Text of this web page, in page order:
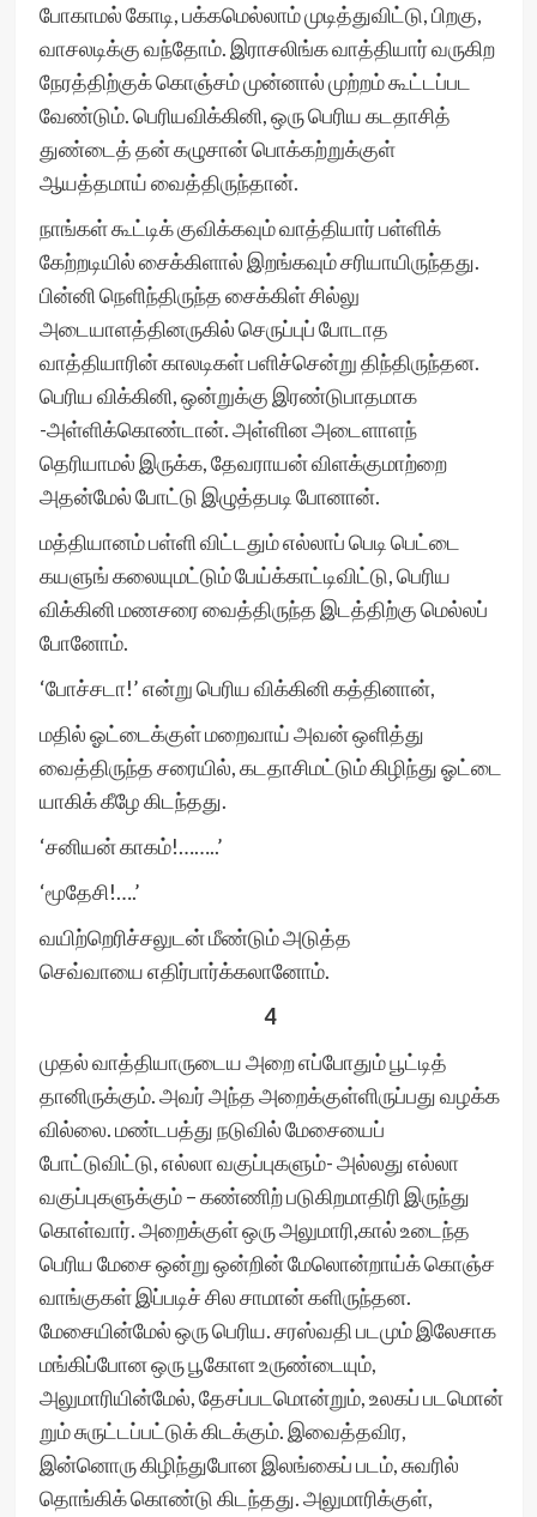
போகாமல் கோடி, பக்கமெல்லாம் முடித்துவிட்டு, பிறகு,
வாசலடிக்கு வந்தோம். இராசலிங்க வாத்தியார் வருகிற
நேரத்திற்குக் கொஞ்சம் முன்னால் முற்றம் கூட்டப்பட
வேண்டும். பெரியவிக்கினி, ஒரு பெரிய கடதாசித்
துண்டைத் தன் கழுசான் பொக்கற்றுக்குள்
ஆயத்தமாய் வைத்திருந்தான்.
நாங்கள் கூட்டிக் குவிக்கவும் வாத்தியார் பள்ளிக்
கேற்றடியில் சைக்கிளால் இறங்கவும் சரியாயிருந்தது.
பின்னி நெளிந்திருந்த சைக்கிள் சில்லு
அடையாளத்தினருகில் செருப்புப் போடாத
வாத்தியாரின் காலடிகள் பளிச்சென்று திந்திருந்தன.
பெரிய விக்கினி, ஒன்றுக்கு இரண்டுபாதமாக
-அள்ளிக்கொண்டான். அள்ளின அடைளாளந்
தெரியாமல் இருக்க, தேவராயன் விளக்குமாற்றை
அதன்மேல் போட்டு இழுத்தபடி போனான்.
மத்தியானம் பள்ளி விட்டதும் எல்லாப் பெடி பெட்டை
கயளுங் கலையுமட்டும் பேய்க்காட்டிவிட்டு, பெரிய
விக்கினி மணசரை வைத்திருந்த இடத்திற்கு மெல்லப்
போனோம்.
‘போச்சடா!’ என்று பெரிய விக்கினி கத்தினான்,
மதில் ஓட்டைக்குள் மறைவாய் அவன் ஒளித்து
வைத்திருந்த சரையில், கடதாசிமட்டும் கிழிந்து ஓட்டை
யாகிக் கீழே கிடந்தது.
‘சனியன் காகம்!……..’
‘மூதேசி!….’
வயிற்றெரிச்சலுடன் மீண்டும் அடுத்த
செவ்வாயை எதிர்பார்க்கலானோம்.
4
முதல் வாத்தியாருடைய அறை எப்போதும் பூட்டித்
தானிருக்கும். அவர் அந்த அறைக்குள்ளிருப்பது வழக்க
வில்லை. மண்டபத்து நடுவில் மேசையைப்
போட்டுவிட்டு, எல்லா வகுப்புகளும்- அல்லது எல்லா
வகுப்புகளுக்கும் – கண்ணிற் படுகிறமாதிரி இருந்து
கொள்வார். அறைக்குள் ஒரு அலுமாரி,கால் உடைந்த
பெரிய மேசை ஒன்று ஒன்றின் மேலொன்றாய்க் கொஞ்ச
வாங்குகள் இப்படிச் சில சாமான் களிருந்தன.
மேசையின்மேல் ஒரு பெரிய. சரஸ்வதி படமும் இலேசாக
மங்கிப்போன ஒரு பூகோள உருண்டையும்,
அலுமாரியின்மேல், தேசப்படமொன்றும், உலகப் படமொன்
றும் சுருட்டப்பட்டுக் கிடக்கும். இவைத்தவிர,
இன்னொரு கிழிந்துபோன இலங்கைப் படம், சுவரில்
தொங்கிக் கொண்டு கிடந்தது. அலுமாரிக்குள்,